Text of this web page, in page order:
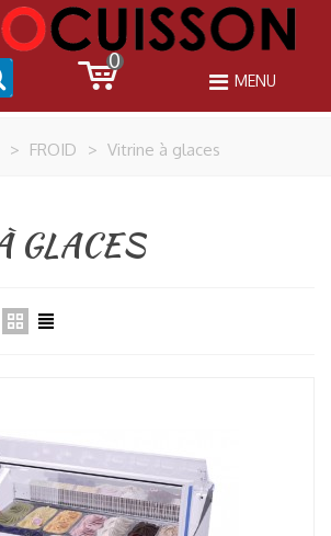
0
MENU
> FROID > Vitrine à glaces
GLACES